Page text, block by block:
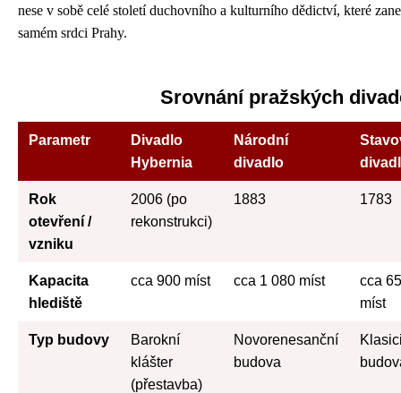
nese v sobě celé století duchovního a kulturního dědictví, které
samém srdci Prahy.
Srovnání pražských
Parametr
Divadlo
Hybernia
Národní
divadlo
Rok
otevření /
vzniku
2006 (po
rekonstrukci)
1883 1783
Kapacita
hlediště
cca 900 míst cca 1 080 míst
cca
míst
Typ budovy
Barokní
klášter
(přestavba)
Novorenesanční
budova